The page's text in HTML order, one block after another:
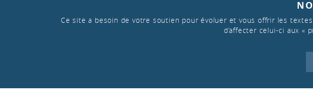
Ce site a besoin de votre soutien pour évoluer et vous offrir les
d’affecter celui-ci aux «